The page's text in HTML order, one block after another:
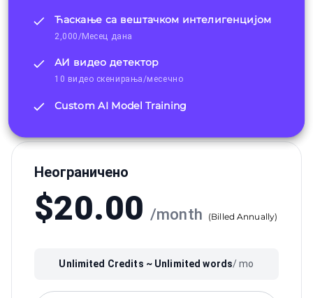
Ћаскање са вештачком интелигенцијом
2,000/Месец дана
АИ видео детектор
10 видео скенирања/месечно
Custom AI Model Training
Неограничено
$20.00 /month (Billed Annually)
Unlimited Credits ~ Unlimited words/ mo